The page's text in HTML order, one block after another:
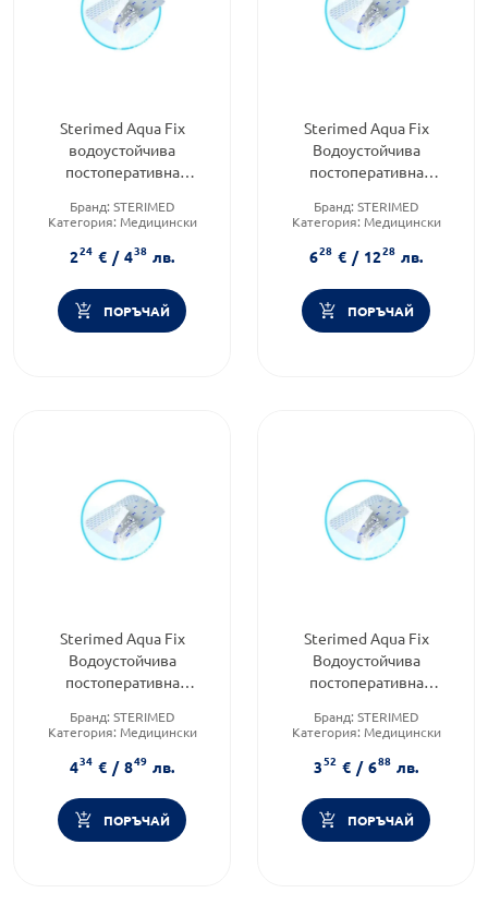
Sterimed Aqua Fix
водоустойчива
постоперативна
Бранд: STERIMED
Категория: Медицински
224 € / 438 лв.
ПОРЪЧАЙ
Sterimed Aqua Fix
Водоустойчива
постоперативна
Бранд: STERIMED
Категория: Медицински
Форма на продукта: лепенки
628 € / 1228 лв.
ПОРЪЧАЙ
Sterimed Aqua Fix
Водоустойчива
постоперативна
Бранд: STERIMED
Категория: Медицински
Форма на продукта:лепенки
434 € / 849 лв.
ПОРЪЧАЙ
Sterimed Aqua Fix
Водоустойчива
постоперативна
Бранд: STERIMED
Категория: Медицински
Форма на продукта:лепенки
352 € / 688 лв.
ПОРЪЧАЙ